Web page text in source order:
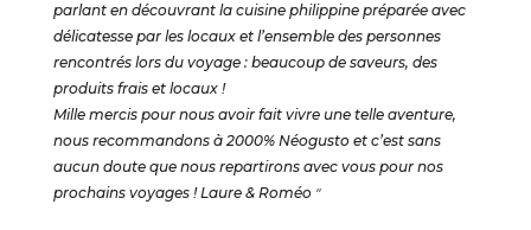
parlant en découvrant la cuisine philippine préparée avec
délicatesse par les locaux et l’ensemble des personnes
rencontrés lors du voyage : beaucoup de saveurs, des
produits frais et locaux !
Mille mercis pour nous avoir fait vivre une telle aventure,
nous recommandons à 2000% Néogusto et c’est sans
aucun doute que nous repartirons avec vous pour nos
prochains voyages ! Laure & Roméo"